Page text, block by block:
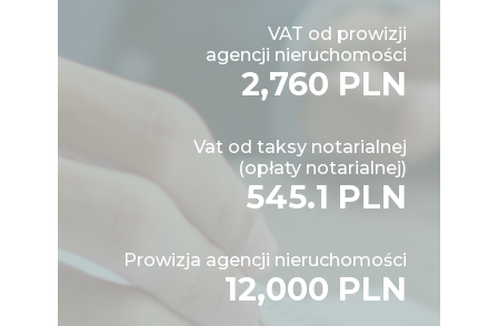
VAT od prowizji
agencji nieruchomości
2,760 PLN
Vat od taksy notarialnej
(opłaty notarialnej)
545.1 PLN
Prowizja agencji nieruchomości
12,000 PLN